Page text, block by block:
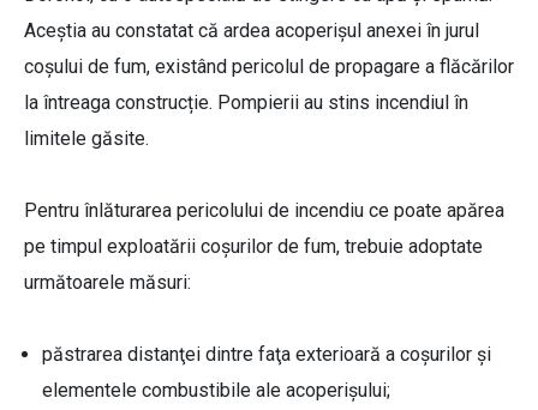
Aceștia au constatat că ardea acoperișul anexei în jurul
coşului de fum, existând pericolul de propagare a flăcărilor
la întreaga construcție. Pompierii au stins incendiul în
limitele găsite.
Pentru înlăturarea pericolului de incendiu ce poate apărea
pe timpul exploatării coşurilor de fum, trebuie adoptate
următoarele măsuri:
păstrarea distanţei dintre faţa exterioară a coşurilor şi
elementele combustibile ale acoperişului;